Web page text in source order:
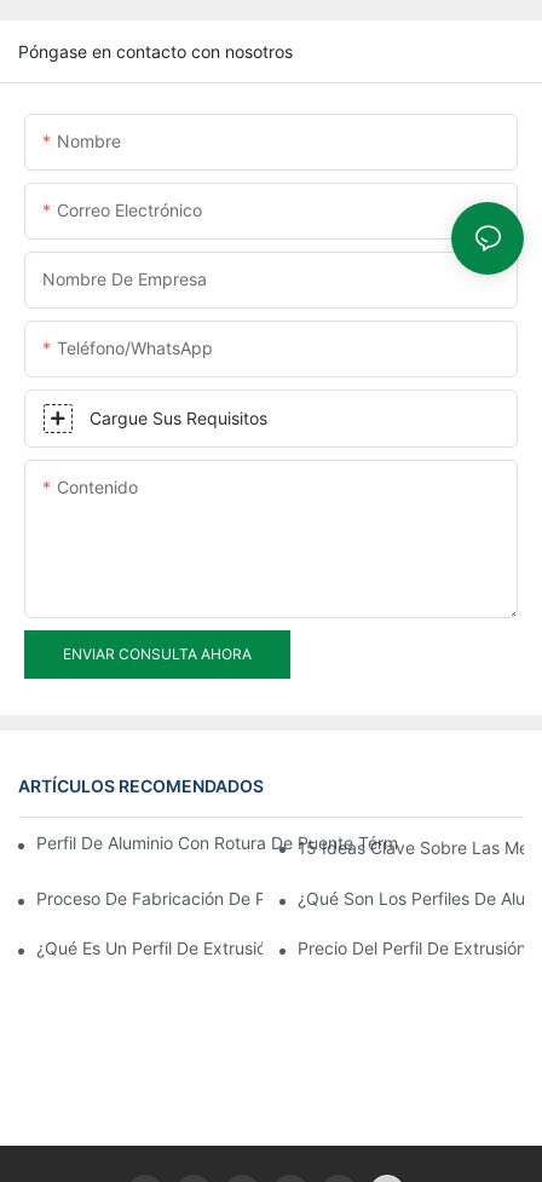
Póngase en contacto con nosotros
Nombre
Correo Electrónico
Nombre De Empresa
Teléfono/WhatsApp
Cargue Sus Requisitos
Contenido
ENVIAR CONSULTA AHORA
ARTÍCULOS RECOMENDADOS
Perfil De Aluminio Con Rotura De Puente Térmico De Montaje
15 Ideas Clave Sobre Las
Proceso De Fabricación De Perfiles De Extrusión De Aluminio
¿Qué Son Los Perfiles De
¿Qué Es Un Perfil De Extrusión De Aluminio?Precio Del Perfil De Extrusión